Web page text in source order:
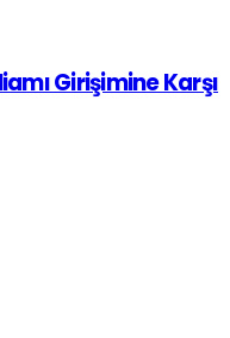
Girişimine Karşı